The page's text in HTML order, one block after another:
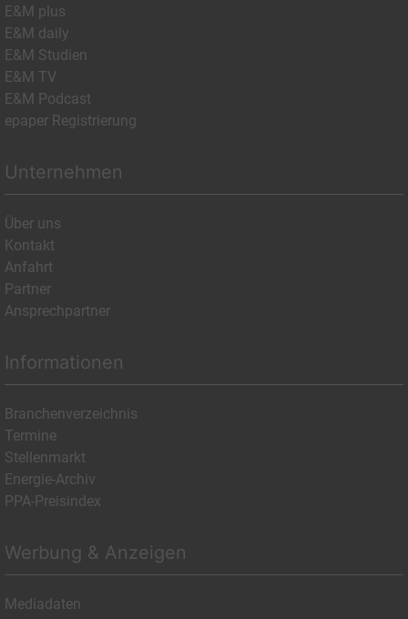
E&M plus
E&M daily
E&M Studien
E&M TV
E&M Podcast
epaper Registrierung
Unternehmen
Über uns
Kontakt
Anfahrt
Partner
Ansprechpartner
Informationen
Branchenverzeichnis
Termine
Stellenmarkt
Energie-Archiv
PPA-Preisindex
Werbung & Anzeigen
Mediadaten